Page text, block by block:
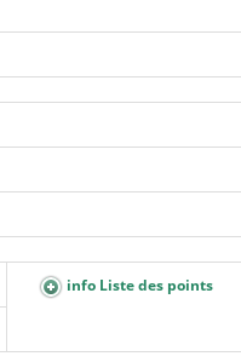
info Liste des points